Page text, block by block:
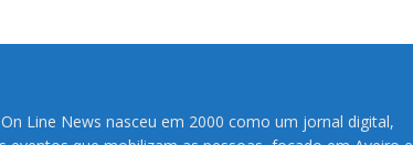
Line News nasceu em 2000 como um jornal digital,